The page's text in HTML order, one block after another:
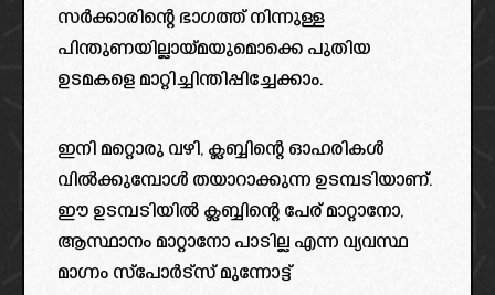
സർക്കാരിന്റെ ഭാഗത്ത് നിന്നുള്ള
പിന്തുണയില്ലായ്മയുമൊക്കെ പുതിയ
ഉടമകളെ മാറ്റിച്ചിന്തിപ്പിച്ചേക്കാം.
ഇനി മറ്റൊരു വഴി, ക്ലബ്ബിന്റെ ഓഹരികൾ
വിൽക്കുമ്പോൾ തയാറാക്കുന്ന ഉടമ്പടിയാണ്.
ഈ ഉടമ്പടിയിൽ ക്ലബ്ബിന്റെ പേര് മാറ്റാനോ,
ആസ്ഥാനം മാറ്റാനോ പാടില്ല എന്ന വ്യവസ്ഥ
മാഗ്നം സ്പോർട്സ് മുന്നോട്ട്